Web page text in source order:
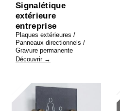
Signalétique
extérieure
entreprise
Plaques extérieures /
Panneaux directionnels /
Gravure permanente
Découvrir →